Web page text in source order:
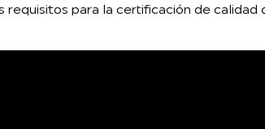
para la certificación de calidad